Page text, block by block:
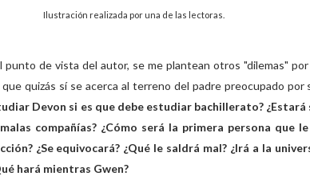
Ilustración realizada por una de las lectoras.
punto de vista del autor, se me plantean otros "dilemas" por
quizás sí se acerca al terreno del padre preocupado por
Devon si es que debe estudiar bachillerato?
compañías? ¿Cómo será la primera persona que
¿Se equivocará? ¿Qué le saldrá mal? ¿Irá a la
hará mientras Gwen?